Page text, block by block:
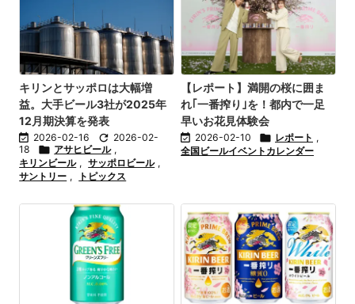
キリンとサッポロは大幅増
益。大手ビール3社が2025年
12月期決算を発表
 2026-02-16  2026-02-
18
 アサヒビール ,
キリンビール , サッポロビール ,
サントリー , トピックス
【レポート】満開の桜に囲ま
れ｢一番搾り｣を！都内で一足
早いお花見体験会
 2026-02-10  レポート ,
全国ビールイベントカレンダー